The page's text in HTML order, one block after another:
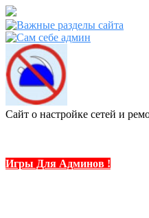
Сайт о настройке сетей и
Игры Для Админов !